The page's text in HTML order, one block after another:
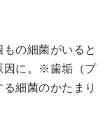
の細菌がいると
因に。※歯垢（プ
細菌のかたまり